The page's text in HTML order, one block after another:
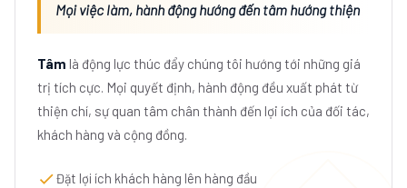
Mọi việc làm, hành động hướng đến tâm hướng thiện
Tâm là động lực thúc đẩy chúng tôi hướng tới những giá
trị tích cực. Mọi quyết định, hành động đều xuất phát từ
thiện chí, sự quan tâm chân thành đến lợi ích của đối tác,
khách hàng và cộng đồng.
Đặt lợi ích khách hàng lên hàng đầu